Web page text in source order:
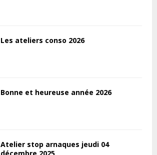
Les ateliers conso 2026
Bonne et heureuse année 2026
Atelier stop arnaques jeudi 04